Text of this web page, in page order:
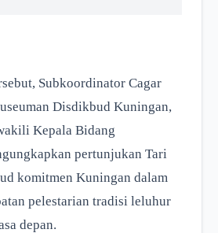
Subkoordinator Cagar
Disdikbud Kuningan,
Kepala Bidang
pertunjukan Tari
komitmen Kuningan dalam
pelestarian tradisi leluhur
depan.